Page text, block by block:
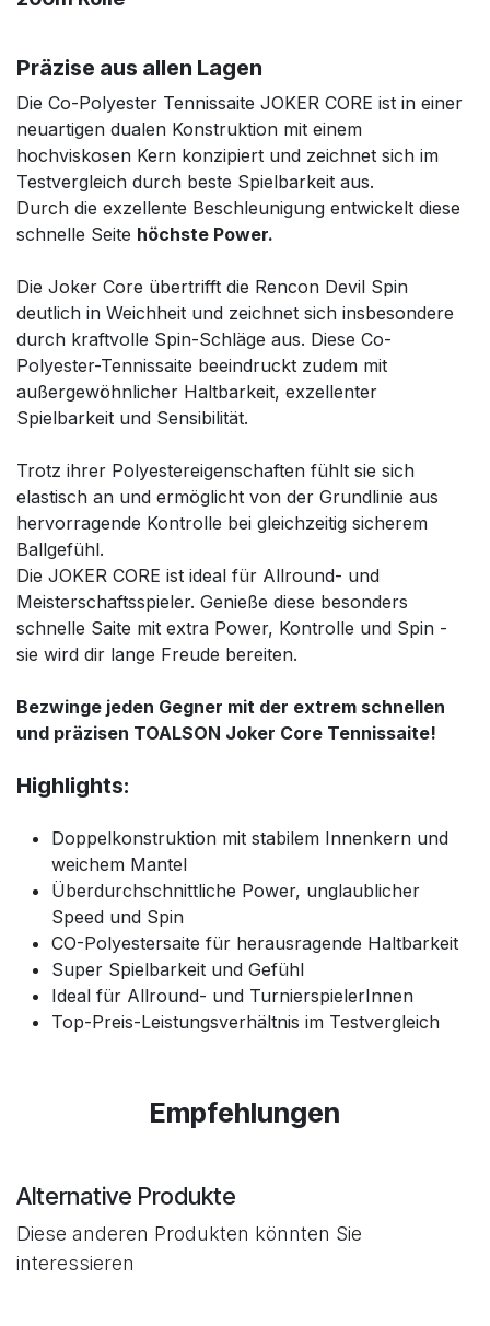
Präzise aus allen Lagen
Die Co-Polyester Tennissaite JOKER CORE ist in einer
neuartigen dualen Konstruktion mit einem
hochviskosen Kern konzipiert und zeichnet sich im
Testvergleich durch beste Spielbarkeit aus.
Durch die exzellente Beschleunigung entwickelt diese
schnelle Seite höchste Power.
Die Joker Core übertrifft die Rencon Devil Spin
deutlich in Weichheit und zeichnet sich insbesondere
durch kraftvolle Spin-Schläge aus. Diese Co-
Polyester-Tennissaite beeindruckt zudem mit
außergewöhnlicher Haltbarkeit, exzellenter
Spielbarkeit und Sensibilität.
Trotz ihrer Polyestereigenschaften fühlt sie sich
elastisch an und ermöglicht von der Grundlinie aus
hervorragende Kontrolle bei gleichzeitig sicherem
Ballgefühl.
Die JOKER CORE ist ideal für Allround- und
Meisterschaftsspieler. Genieße diese besonders
schnelle Saite mit extra Power, Kontrolle und Spin -
sie wird dir lange Freude bereiten.
Bezwinge jeden Gegner mit der extrem schnellen
und präzisen TOALSON Joker Core Tennissaite!
Highlights:
Doppelkonstruktion mit stabilem Innenkern und
weichem Mantel
Überdurchschnittliche Power, unglaublicher
Speed und Spin
CO-Polyestersaite für herausragende Haltbarkeit
Super Spielbarkeit und Gefühl
Ideal für Allround- und TurnierspielerInnen
Top-Preis-Leistungsverhältnis im Testvergleich
Empfehlungen
Alternative Produkte
Diese anderen Produkten könnten Sie
interessieren